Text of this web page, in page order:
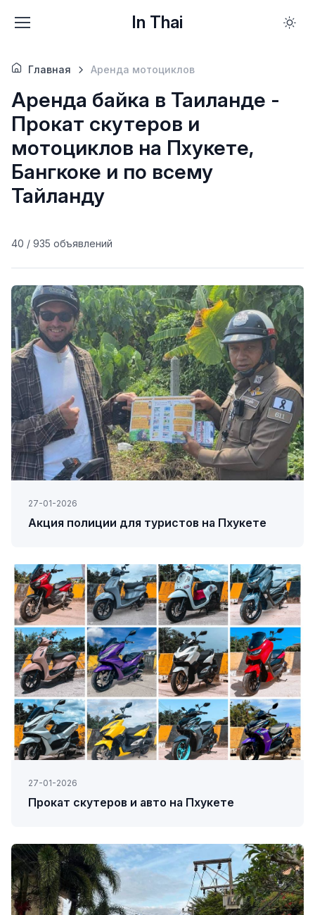
In Thai
Главная Аренда мотоциклов
Аренда байка в Таиланде -
Прокат скутеров и
мотоциклов на Пхукете,
Бангкоке и по всему
Тайланду
40 / 935 объявлений
27-01-2026
Акция полиции для туристов на Пхукете
27-01-2026
Прокат скутеров и авто на Пхукете